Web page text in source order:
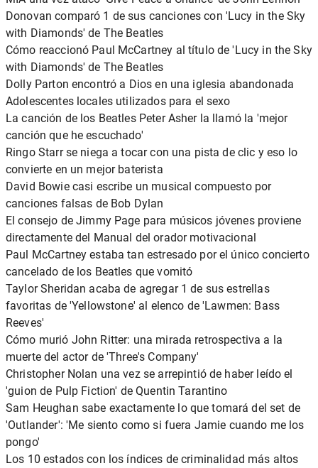
Donovan comparó 1 de sus canciones con 'Lucy in the Sky
with Diamonds' de The Beatles
Cómo reaccionó Paul McCartney al título de 'Lucy in the Sky
with Diamonds' de The Beatles
Dolly Parton encontró a Dios en una iglesia abandonada
Adolescentes locales utilizados para el sexo
La canción de los Beatles Peter Asher la llamó la 'mejor
canción que he escuchado'
Ringo Starr se niega a tocar con una pista de clic y eso lo
convierte en un mejor baterista
David Bowie casi escribe un musical compuesto por
canciones falsas de Bob Dylan
El consejo de Jimmy Page para músicos jóvenes proviene
directamente del Manual del orador motivacional
Paul McCartney estaba tan estresado por el único concierto
cancelado de los Beatles que vomitó
Taylor Sheridan acaba de agregar 1 de sus estrellas
favoritas de 'Yellowstone' al elenco de 'Lawmen: Bass
Reeves'
Cómo murió John Ritter: una mirada retrospectiva a la
muerte del actor de 'Three's Company'
Christopher Nolan una vez se arrepintió de haber leído el
'guion de Pulp Fiction' de Quentin Tarantino
Sam Heughan sabe exactamente lo que tomará del set de
'Outlander': 'Me siento como si fuera Jamie cuando me los
pongo'
Los 10 estados con los índices de criminalidad más altos